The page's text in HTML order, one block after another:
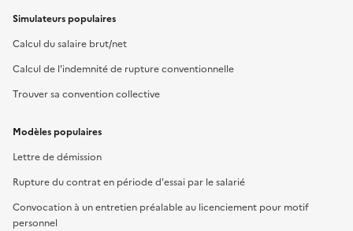
Simulateurs populaires
Calcul du salaire brut/net
Calcul de l'indemnité de rupture conventionnelle
Trouver sa convention collective
Modèles populaires
Lettre de démission
Rupture du contrat en période d'essai par le salarié
Convocation à un entretien préalable au licenciement pour motif
personnel